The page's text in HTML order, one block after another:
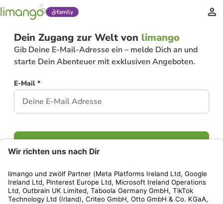
family
Dein Zugang zur Welt von limango
Gib Deine E-Mail-Adresse ein – melde Dich an und
starte Dein Abenteuer mit exklusiven Angeboten.
E-Mail *
Weiter